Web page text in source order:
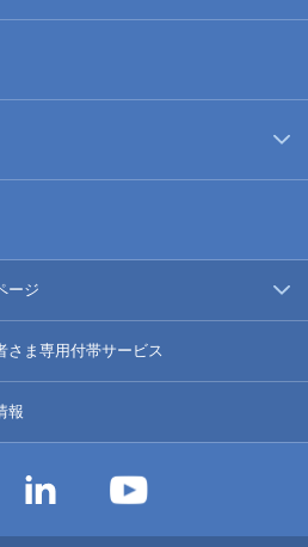
ージ
さま専用付帯サービス
報